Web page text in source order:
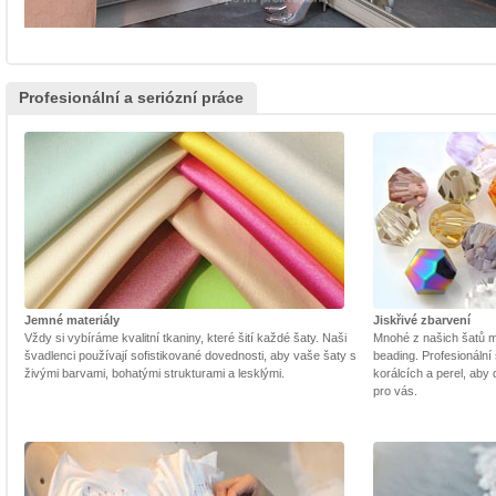
Profesionální a seriózní práce
Jemné materiály
Vždy si vybíráme kvalitní tkaniny, které šití každé šaty. Naši
švadlenci používají sofistikované dovednosti, aby vaše šaty s
živými barvami, bohatými strukturami a lesklými.
Jiskřivé zbarvení
Mnohé z našich šatů
beading.
korálcích a perel, aby
pro vás.